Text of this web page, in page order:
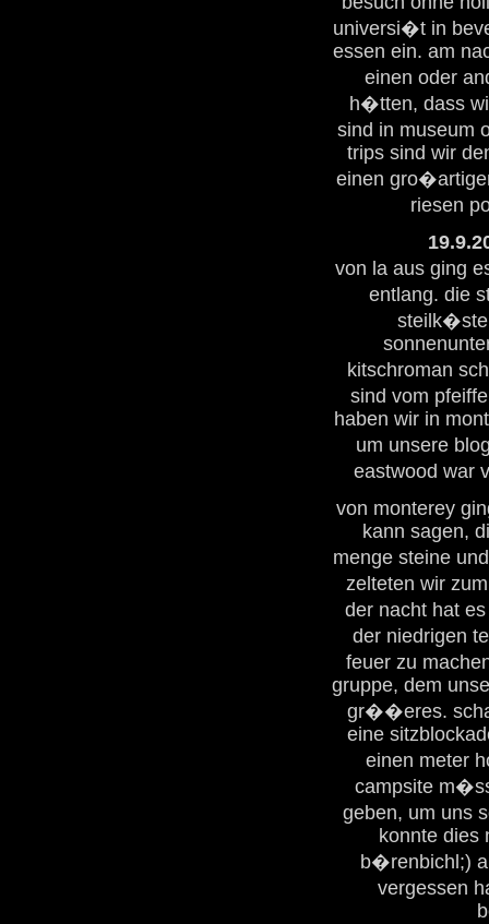
universi�t in
essen ein. am
einen oder
h�tten, dass
sind in museum
trips sind wir
einen
riesen
von la aus ging
entlang. die
kitschroman
sind vom
haben wir in
um unsere
eastwood war
von monterey
kann sagen,
menge steine
zelteten wir
der nacht hat
der niedrigen
feuer zu
gruppe, dem
gr��eres.
eine
einen meter
campsite
geben, um uns
konnte dies
b�renbichl;)
vergessen